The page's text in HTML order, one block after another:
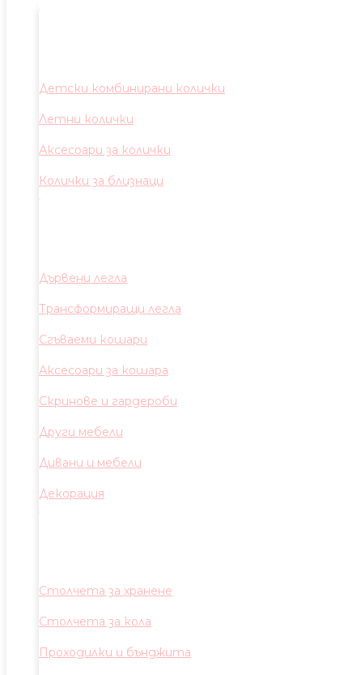
Детски комбинирани колички
Летни колички
Аксесоари за колички
Колички за близнаци
Дървени легла
Трансформиращи легла
Сгъваеми кошари
Аксесоари за кошара
Скринове и гардероби
Други мебели
Дивани и мебели
Декорация
Столчета за хранене
Столчета за кола
Проходилки и бънджита